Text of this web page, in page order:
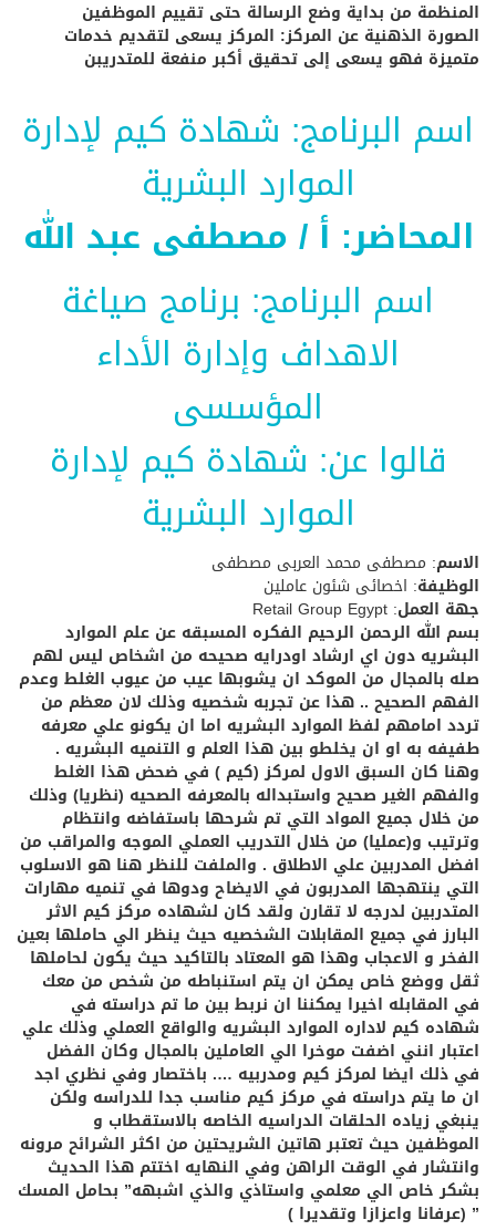
المنظمة من بداية وضع الرسالة حتى تقييم الموظفين
الصورة الذهنية عن المركز: المركز يسعى لتقديم خدمات
متميزة فهو يسعى إلى تحقيق أكبر منفعة للمتدريبن
اسم البرنامج: شهادة كيم لإدارة
الموارد البشرية
المحاضر: أ / مصطفى عبد الله
اسم البرنامج: برنامج صياغة
الاهداف وإدارة الأداء
المؤسسى
قالوا عن: شهادة كيم لإدارة
الموارد البشرية
الاسم: مصطفى محمد العربى مصطفى
الوظيفة: اخصائى شئون عاملين
جهة العمل: Retail Group Egypt
بسم الله الرحمن الرحيم الفكره المسبقه عن علم الموارد
البشريه دون اي ارشاد اودرايه صحيحه من اشخاص ليس لهم
صله بالمجال من الموكد ان يشوبها عيب من عيوب الغلط وعدم
الفهم الصحيح .. هذا عن تجربه شخصيه وذلك لان معظم من
تردد امامهم لفظ الموارد البشريه اما ان يكونو علي معرفه
طفيفه به او ان يخلطو بين هذا العلم و التنميه البشريه .
وهنا كان السبق الاول لمركز (كيم ) في ضحض هذا الغلط
والفهم الغير صحيح واستبداله بالمعرفه الصحيه (نظريا) وذلك
من خلال جميع المواد التي تم شرحها باستفاضه وانتظام
وترتيب و(عمليا) من خلال التدريب العملي الموجه والمراقب من
افضل المدربين علي الاطلاق . والملفت للنظر هنا هو الاسلوب
التي ينتهجها المدربون في الايضاح ودوها في تنميه مهارات
المتدربين لدرجه لا تقارن ولقد كان لشهاده مركز كيم الاثر
البارز في جميع المقابلات الشخصيه حيث ينظر الي حاملها بعين
الفخر و الاعجاب وهذا هو المعتاد بالتاكيد حيث يكون لحاملها
ثقل ووضع خاص يمكن ان يتم استنباطه من شخص من معك
في المقابله اخيرا يمكننا ان نربط بين ما تم دراسته في
شهاده كيم لاداره الموارد البشريه والواقع العملي وذلك علي
اعتبار انني اضفت موخرا الي العاملين بالمجال وكان الفضل
في ذلك ايضا لمركز كيم ومدربيه …. باختصار وفي نظري اجد
ان ما يتم دراسته في مركز كيم مناسب جدا للدراسه ولكن
ينبغي زياده الحلقات الدراسيه الخاصه بالاستقطاب و
الموظفين حيث تعتبر هاتين الشريحتين من اكثر الشرائح مرونه
وانتشار في الوقت الراهن وفي النهايه اختتم هذا الحديث
بشكر خاص الي معلمي واستاذي والذي اشبهه” بحامل المسك
” (عرفانا واعزازا وتقديرا )